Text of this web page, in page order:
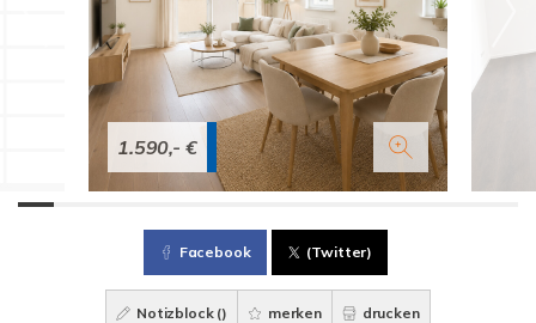
1.590,- €
Facebook (Twitter)
Notizblock () merken drucken